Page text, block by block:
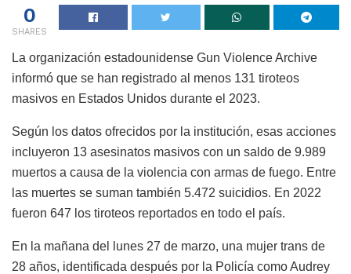
0
SHARES
La organización estadounidense Gun Violence Archive
informó que se han registrado al menos 131 tiroteos
masivos en Estados Unidos durante el 2023.
Según los datos ofrecidos por la institución, esas acciones
incluyeron 13 asesinatos masivos con un saldo de 9.989
muertos a causa de la violencia con armas de fuego. Entre
las muertes se suman también 5.472 suicidios. En 2022
fueron 647 los tiroteos reportados en todo el país.
En la mañana del lunes 27 de marzo, una mujer trans de
28 años, identificada después por la Policía como Audrey